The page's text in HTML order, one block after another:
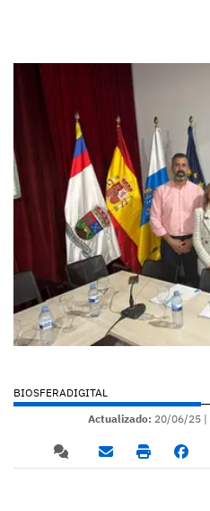
BIOSFERADIGITAL
Actualizado: 20/06/25 |